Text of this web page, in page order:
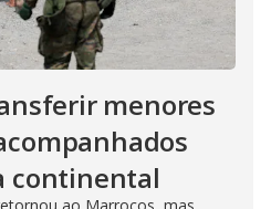
menores
continental